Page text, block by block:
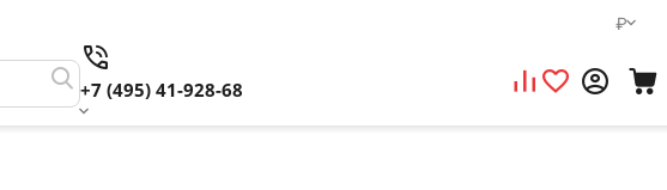
₽
+7 (495) 41-928-68